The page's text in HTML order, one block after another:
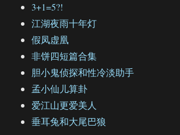
3+1=5?!
江湖夜雨十年灯
假凤虚凰
非饼四短篇合集
胆小鬼侦探和性冷淡助手
孟小仙儿算卦
爱江山更爱美人
垂耳兔和大尾巴狼